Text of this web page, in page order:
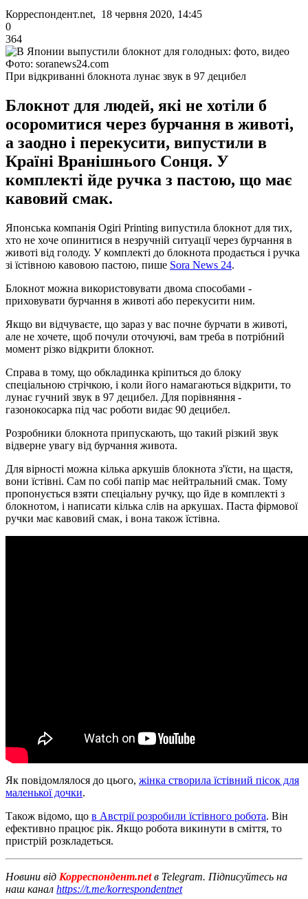
Корреспондент.net, 18 червня 2020, 14:45
0
364
Фото: soranews24.com
При відкриванні блокнота лунає звук в 97 децибел
Блокнот для людей, які не хотіли б
осоромитися через бурчання в животі,
а заодно і перекусити, випустили в
Країні Вранішнього Сонця. У
комплекті йде ручка з пастою, що має
кавовий смак.
Японська компанія Ogiri Printing випустила блокнот для тих,
хто не хоче опинитися в незручній ситуації через бурчання в
животі від голоду. У комплекті до блокнота продається і ручка
зі їстівною кавовою пастою, пише Sora News 24.
Блокнот можна використовувати двома способами -
приховувати бурчання в животі або перекусити ним.
Якщо ви відчуваєте, що зараз у вас почне бурчати в животі,
але не хочете, щоб почули оточуючі, вам треба в потрібний
момент різко відкрити блокнот.
Справа в тому, що обкладинка кріпиться до блоку
спеціальною стрічкою, і коли його намагаються відкрити, то
лунає гучний звук в 97 децибел. Для порівняння -
газонокосарка під час роботи видає 90 децибел.
Розробники блокнота припускають, що такий різкий звук
відверне увагу від бурчання живота.
Для вірності можна кілька аркушів блокнота з'їсти, на щастя,
вони їстівні. Сам по собі папір має нейтральний смак. Тому
пропонується взяти спеціальну ручку, що йде в комплекті з
блокнотом, і написати кілька слів на аркушах. Паста фірмової
ручки має кавовий смак, і вона також їстівна.
Як повідомлялося до цього, жінка створила їстівний пісок для
маленької дочки.
Також відомо, що в Австрії розробили їстівного робота. Він
ефективно працює рік. Якщо робота викинути в сміття, то
пристрій розкладеться.
Новини від Корреспондент.netв Telegram. Підписуйтесь на
наш канал https://t.me/korrespondentnet